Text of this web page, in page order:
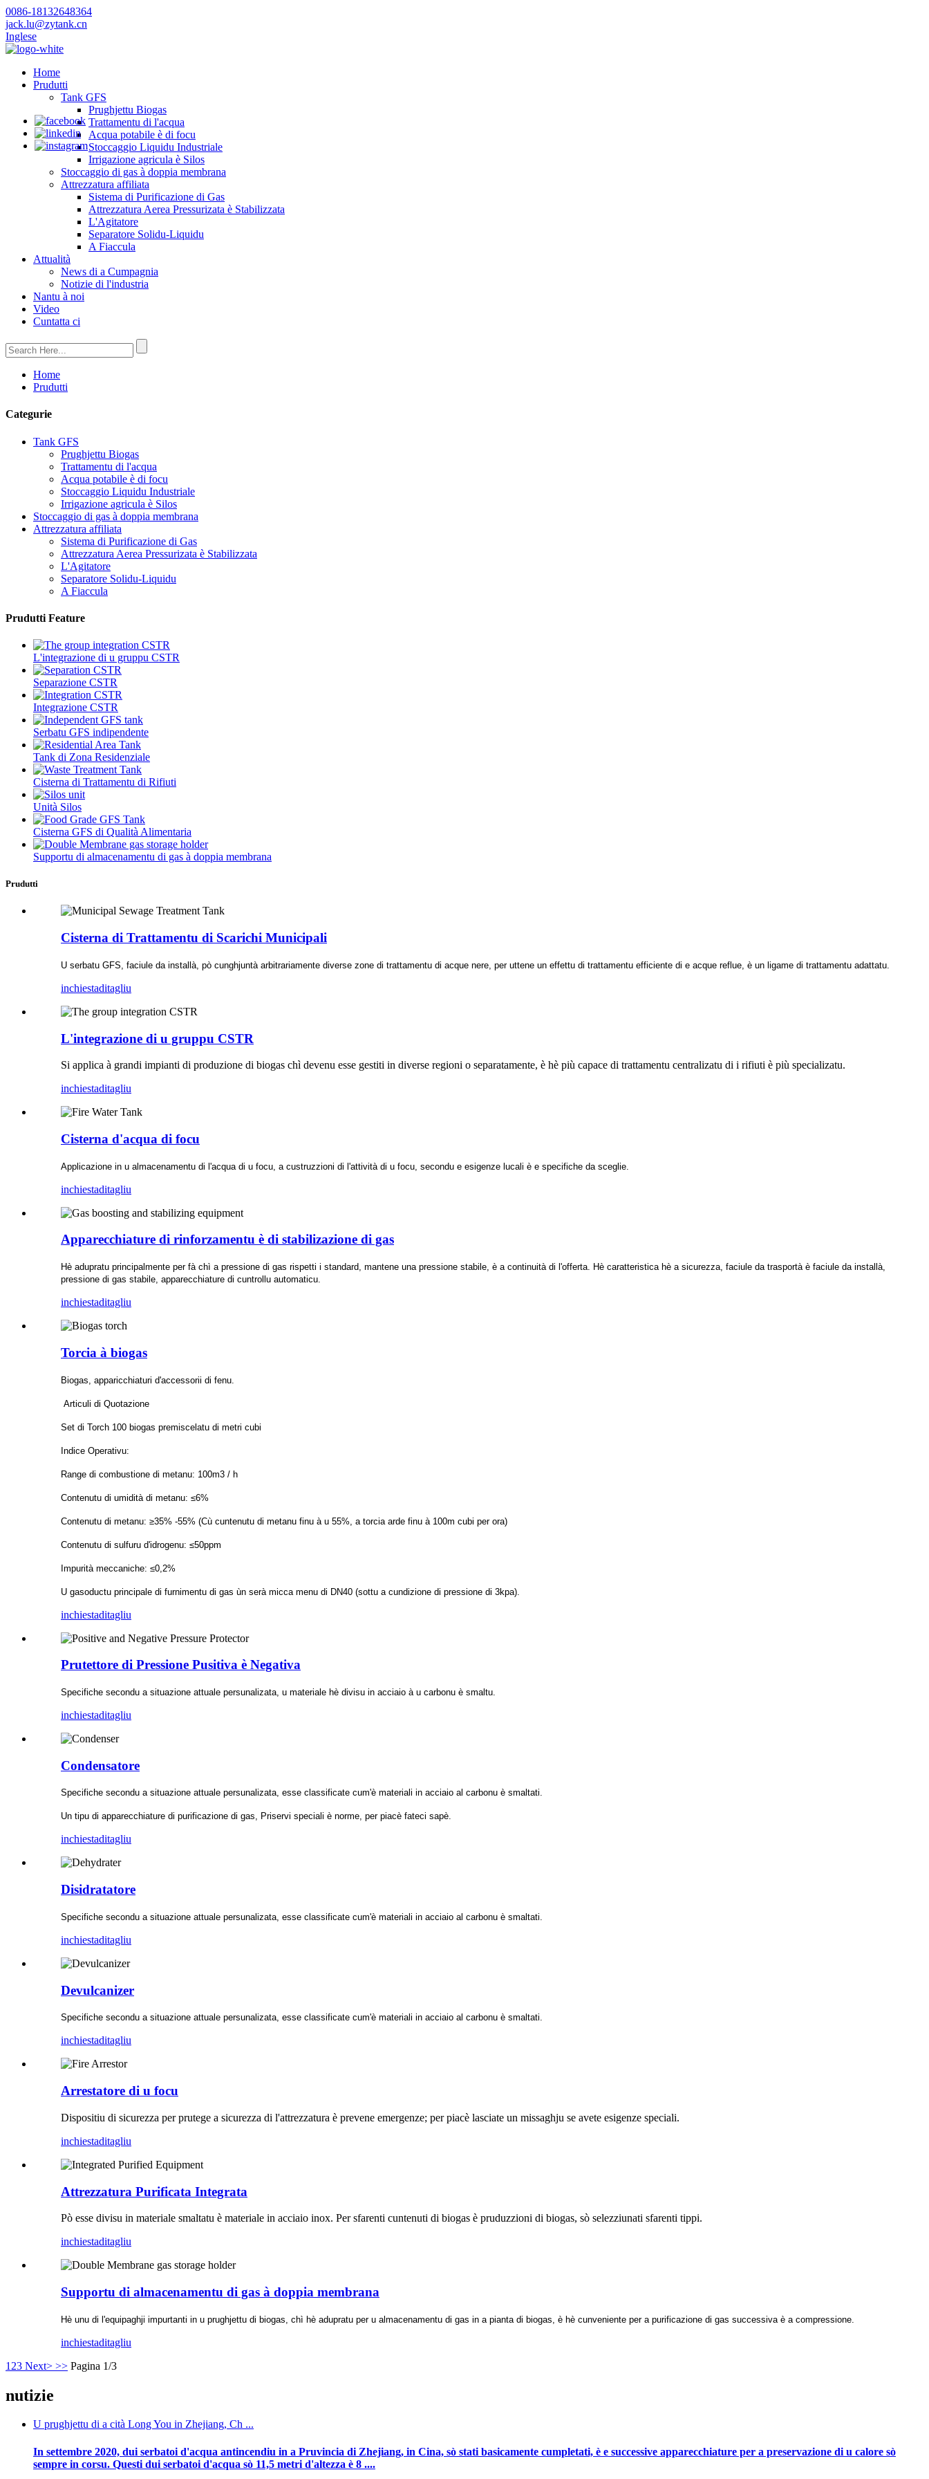
0086-18132648364
jack.lu@zytank.cn
Inglese
Home
Prudutti
Tank GFS
Prughjettu Biogas
Trattamentu di l'acqua
Acqua potabile è di focu
Stoccaggio Liquidu Industriale
Irrigazione agricula è Silos
Stoccaggio di gas à doppia membrana
Attrezzatura affiliata
Sistema di Purificazione di Gas
Attrezzatura Aerea Pressurizata è Stabilizzata
L'Agitatore
Separatore Solidu-Liquidu
A Fiaccula
Attualità
News di a Cumpagnia
Notizie di l'industria
Nantu à noi
Video
Cuntatta ci
Home
Prudutti
Categurie
Tank GFS
Prughjettu Biogas
Trattamentu di l'acqua
Acqua potabile è di focu
Stoccaggio Liquidu Industriale
Irrigazione agricula è Silos
Stoccaggio di gas à doppia membrana
Attrezzatura affiliata
Sistema di Purificazione di Gas
Attrezzatura Aerea Pressurizata è Stabilizzata
L'Agitatore
Separatore Solidu-Liquidu
A Fiaccula
Prudutti Feature
L'integrazione di u gruppu CSTR
Separazione CSTR
Integrazione CSTR
Serbatu GFS indipendente
Tank di Zona Residenziale
Cisterna di Trattamentu di Rifiuti
Unità Silos
Cisterna GFS di Qualità Alimentaria
Supportu di almacenamentu di gas à doppia membrana
Prudutti
Cisterna di Trattamentu di Scarichi Municipali
U serbatu GFS, faciule da installà, pò cunghjuntà arbitrariamente diverse zone di trattamentu di acque nere, per uttene un effettu di trattamentu efficiente di e acque reflue, è un ligame di trattamentu adattatu.
inchiestaditagliu
L'integrazione di u gruppu CSTR
Si applica à grandi impianti di produzione di biogas chì devenu esse gestiti in diverse regioni o separatamente, è hè più capace di trattamentu centralizatu di i rifiuti è più specializatu.
inchiestaditagliu
Cisterna d'acqua di focu
Applicazione in u almacenamentu di l'acqua di u focu, a custruzzioni di l'attività di u focu, secondu e esigenze lucali è e specifiche da sceglie.
inchiestaditagliu
Apparecchiature di rinforzamentu è di stabilizazione di gas
Hè adupratu principalmente per fà chì a pressione di gas rispetti i standard, mantene una pressione stabile, è a continuità di l'offerta. Hè caratteristica hè a sicurezza, faciule da trasportà è faciule da installà,
pressione di gas stabile, apparecchiature di cuntrollu automaticu.
inchiestaditagliu
Torcia à biogas
Biogas, apparicchiaturi d'accessorii di fenu.
Articuli di Quotazione
Set di Torch 100 biogas premiscelatu di metri cubi
Indice Operativu:
Range di combustione di metanu: 100m3 / h
Contenutu di umidità di metanu: ≤6%
Contenutu di metanu: ≥35% -55% (Cù cuntenutu di metanu finu à u 55%, a torcia arde finu à 100m cubi per ora)
Contenutu di sulfuru d'idrogenu: ≤50ppm
Impurità meccaniche: ≤0,2%
U gasoductu principale di furnimentu di gas ùn serà micca menu di DN40 (sottu a cundizione di pressione di 3kpa).
inchiestaditagliu
Prutettore di Pressione Pusitiva è Negativa
Specifiche secondu a situazione attuale persunalizata, u materiale hè divisu in acciaio à u carbonu è smaltu.
inchiestaditagliu
Condensatore
Specifiche secondu a situazione attuale persunalizata, esse classificate cum'è materiali in acciaio al carbonu è smaltati.
Un tipu di apparecchiature di purificazione di gas, Priservi speciali è norme, per piacè fateci sapè.
inchiestaditagliu
Disidratatore
Specifiche secondu a situazione attuale persunalizata, esse classificate cum'è materiali in acciaio al carbonu è smaltati.
inchiestaditagliu
Devulcanizer
Specifiche secondu a situazione attuale persunalizata, esse classificate cum'è materiali in acciaio al carbonu è smaltati.
inchiestaditagliu
Arrestatore di u focu
Dispositiu di sicurezza per prutege a sicurezza di l'attrezzatura è prevene emergenze; per piacè lasciate un missaghju se avete esigenze speciali.
inchiestaditagliu
Attrezzatura Purificata Integrata
Pò esse divisu in materiale smaltatu è materiale in acciaio inox. Per sfarenti cuntenuti di biogas è pruduzzioni di biogas, sò selezziunati sfarenti tippi.
inchiestaditagliu
Supportu di almacenamentu di gas à doppia membrana
Hè unu di l'equipaghji impurtanti in u prughjettu di biogas, chì hè adupratu per u almacenamentu di gas in a pianta di biogas, è hè cunveniente per a purificazione di gas successiva è a compressione.
inchiestaditagliu
1 23 Next> >> Pagina 1/3
nutizie
U prughjettu di a cità Long You in Zhejiang, Ch ...
In settembre 2020, dui serbatoi d'acqua antincendiu in a Pruvincia di Zhejiang, in Cina, sò stati basicamente cumpletati, è e successive apparecchiature per a preservazione di u calore sò
sempre in corsu. Questi dui serbatoi d'acqua sò 11,5 metri d'altezza è 8 ....